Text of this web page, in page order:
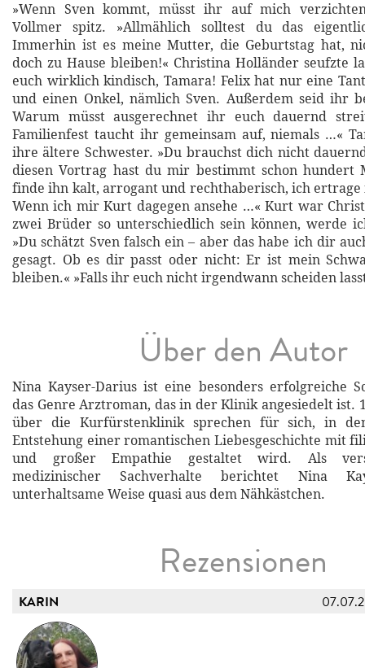
»Wenn Sven kommt, müsst ihr auf mich
Vollmer spitz. »Allmählich solltest du das
Immerhin ist es meine Mutter, die Geburtstag hat,
doch zu Hause bleiben!« Christina Holländer seufzte
euch wirklich kindisch, Tamara! Felix hat nur eine
und einen Onkel, nämlich Sven. Außerdem seid ihr
Warum müsst ausgerechnet ihr euch dauernd
Familienfest taucht ihr gemeinsam auf, niemals …«
ihre ältere Schwester. »Du brauchst dich nicht
diesen Vortrag hast du mir bestimmt schon hundert
finde ihn kalt, arrogant und rechthaberisch, ich
Wenn ich mir Kurt dagegen ansehe …« Kurt war
zwei Brüder so unterschiedlich sein können, werde
»Du schätzt Sven falsch ein – aber das habe ich dir
gesagt. Ob es dir passt oder nicht: Er ist mein
bleiben.« »Falls ihr euch nicht irgendwann scheiden
Über den Autor
Nina Kayser-Darius ist eine besonders erfolgreiche
das Genre Arztroman, das in der Klinik angesiedelt ist.
über die Kurfürstenklinik sprechen für sich, in
Entstehung einer romantischen Liebesgeschichte mit
und großer Empathie gestaltet wird. Als
medizinischer Sachverhalte berichtet Nina
unterhaltsame Weise quasi aus dem Nähkästchen.
Rezensionen
KARIN